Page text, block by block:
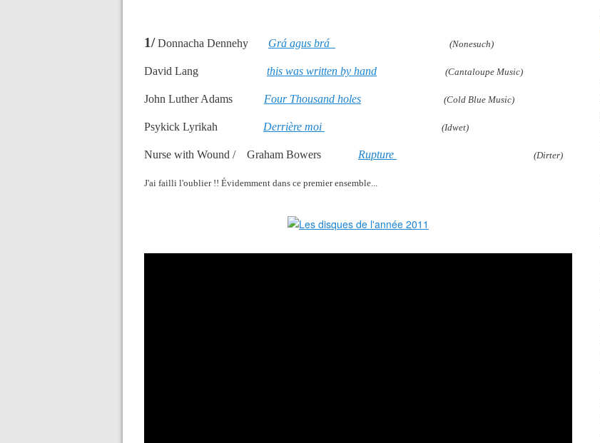
1/ Donnacha Dennehy Grá agus brá (Nonesuch)
David Lang this was written by hand (Cantaloupe Music)
John Luther Adams Four Thousand holes (Cold Blue Music)
Psykick Lyrikah Derrière moi (Idwet)
Nurse with Wound /Graham Bowers Rupture (Dirter)
J'ai failli l'oublier !! Évidemment dans ce premier ensemble...